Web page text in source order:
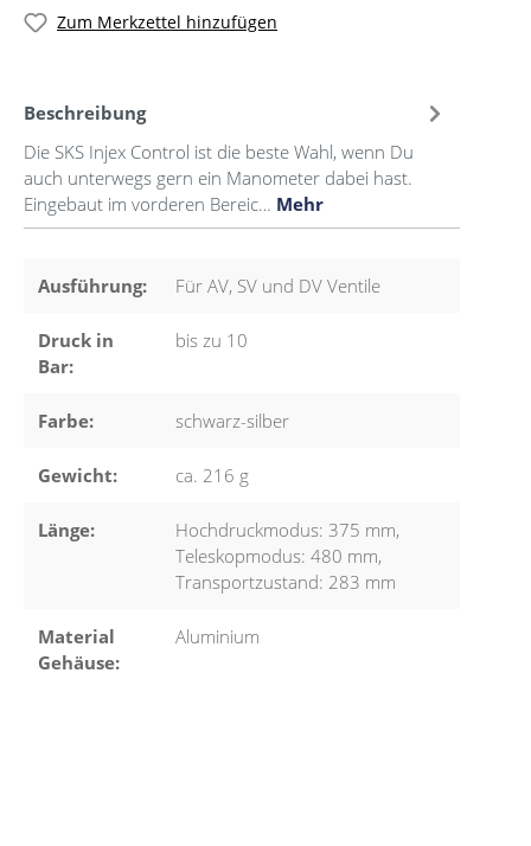
Zum Merkzettel hinzufügen
Beschreibung
Die SKS Injex Control ist die beste Wahl, wenn Du
auch unterwegs gern ein Manometer dabei hast.
Eingebaut im vorderen Bereic… Mehr
Ausführung: Für AV, SV und DV Ventile
Druck in
Bar:
bis zu 10
Farbe: schwarz-silber
Gewicht: ca. 216 g
Länge: Hochdruckmodus: 375 mm,
Teleskopmodus: 480 mm,
Transportzustand: 283 mm
Material
Gehäuse:
Aluminium